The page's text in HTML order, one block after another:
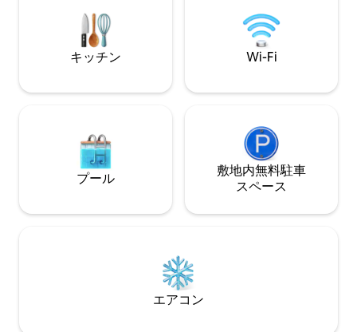
SUP（パドルボー
ー屋外シャワーを
キッチン Wi-Fi
プール
敷地内無料駐⁠車
ス⁠ペ⁠ー⁠ス
エアコン